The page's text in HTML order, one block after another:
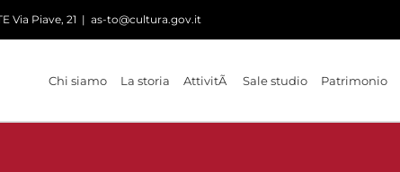
Via Piave, 21 | as-to@cultura.gov.it
Chi siamo La storia AttivitÃ Sale studio Patrimonio